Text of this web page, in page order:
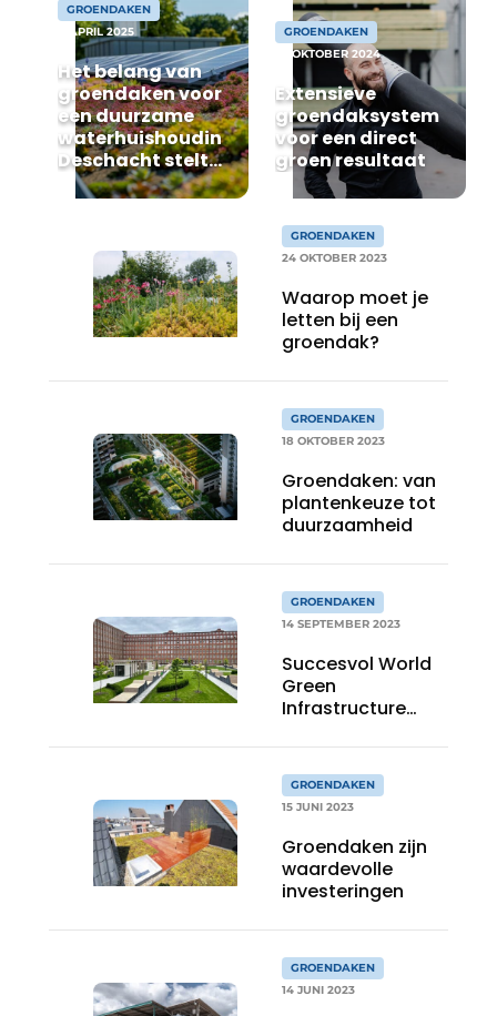
Privacy / Cookie statement
Vacature aanmelden
Video’s
GROENDAKEN
8 APRIL 2025
Het belang van
groendaken voor
een duurzame
waterhuishouding:
Deschacht stelt
Greenfix-
oplossing voor
GROENDAKEN
25 OKTOBER 2024
Extensieve
groendaksystemen
voor een direct
groen resultaat
GROENDAKEN
24 OKTOBER 2023
Waarop moet je
letten bij een
groendak?
GROENDAKEN
18 OKTOBER 2023
Groendaken: van
plantenkeuze tot
duurzaamheid
GROENDAKEN
14 SEPTEMBER 2023
Succesvol World
Green
Infrastructure
GROENDAKEN
15 JUNI 2023
Groendaken zijn
waardevolle
investeringen
GROENDAKEN
14 JUNI 2023